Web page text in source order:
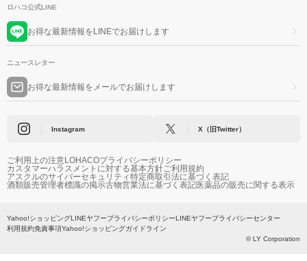
ロハコ公式LINE
お得な最新情報をLINEでお届けします
ニュースレター
お得な最新情報をメールでお届けします
Instagram X（旧Twitter）
ご利用上の注意LOHACOプライバシーポリシー
カスタマーハラスメントに対する基本方針ご利用規約
アスクルのサイバーセキュリティ特定商取引法に基づく表記
酒類販売管理者標識の掲示古物営業法に基づく表記医薬品の販売に関する表示
Yahoo!ショッピングLINEヤフープライバシーポリシーLINEヤフープライバシーセンター
利用規約免責事項Yahoo!ショッピングガイドライン
© LY Corporation